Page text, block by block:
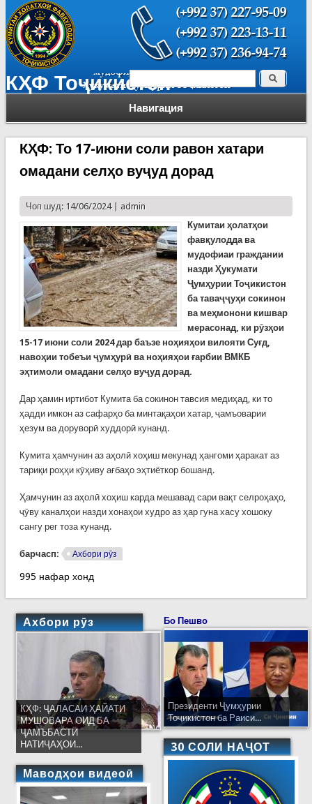
КҲФ Тоҷикистон
Навигация
Форма поиска Поиск
КҲФ: То 17-июни соли равон хатари
омадани селҳо вуҷуд дорад
Чоп шуд: 14/06/2024 | admin
Кумитаи ҳолатҳои
фавқулодда ва
мудофиаи граждании
назди Ҳукумати
Ҷумҳурии Тоҷикистон
ба таваҷҷуҳи сокинон
ва меҳмонони кишвар
мерасонад, ки рӯзҳои
15-17 июни соли 2024 дар баъзе ноҳияҳои вилояти Суғд,
навоҳии тобеъи ҷумҳурӣ ва ноҳияҳои ғарбии ВМКБ
эҳтимоли омадани селҳо вуҷуд дорад.
Дар ҳамин иртибот Кумита ба сокинон тавсия медиҳад, ки то
ҳадди имкон аз сафарҳо ба минтақаҳои хатар, ҷамъоварии
ҳезум ва доруворӣ худдорӣ кунанд.
Кумита ҳамчунин аз аҳолӣ хоҳиш мекунад ҳангоми ҳаракат аз
тариқи роҳҳи кӯҳиву ағбаҳо эҳтиёткор бошанд.
Ҳамчунин аз аҳолӣ хоҳиш карда мешавад сари вақт селроҳаҳо,
ҷӯву каналҳои назди хонаҳои худро аз ҳар гуна хасу хошоку
сангу рег тоза кунанд.
барчасп: Ахбори рӯз
995 нафар хонд
Ахбори рӯз
КҲФ: ҶАЛАСАИ ҲАЙАТИ
МУШОВАРА ОИД БА
ҶАМЪБАСТИ
НАТИҶАҲОИ...
Маводҳои видеоӣ
Бо Пешво
Президенти Ҷумҳурии
Тоҷикистон ба Раиси...
30 СОЛИ НАҶОТ